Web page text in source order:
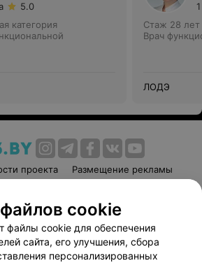
5.0
категория
Стаж 28 лет
Врач
ЛОДЭ
проекта
Размещение рекламы
соглашение
Способы оплаты
Партнеры
руководителю 103.by
cookie
файлы cookie для обеспечения
сайта, его улучшения, сбора
персонализированных